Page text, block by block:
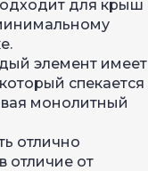
для крыш
элемент имеет
спекается
монолитный
отлично
отличие от